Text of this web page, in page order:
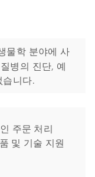
물학 분야에 사
병의 진단, 예
습니다.
주문 처리
및 기술 지원